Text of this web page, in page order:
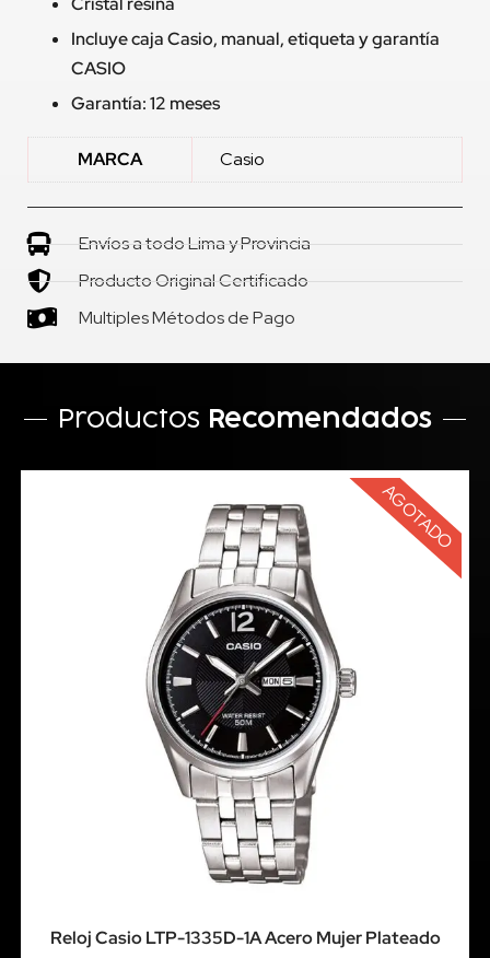
Incluye caja Casio, manual, etiqueta y garantía
CASIO
Garantía: 12 meses
MARCA Casio
Envíos a todo Lima y Provincia
Producto Original Certificado
Multiples Métodos de Pago
Productos Recomendados
AGOTADO
Reloj Casio LTP-1335D-1A Acero Mujer Plateado